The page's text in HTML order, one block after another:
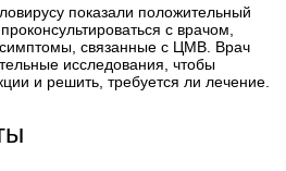
показали положительный
с врачом,
симптомы, связанные с ЦМВ. Врач
исследования, чтобы
и решить, требуется ли лечение.